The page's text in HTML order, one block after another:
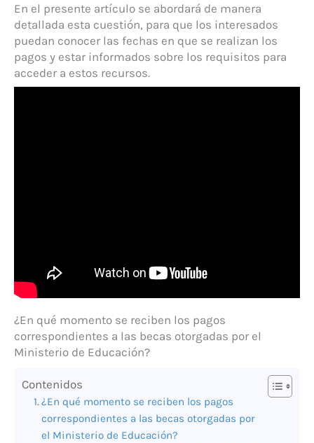
En el presente artículo se abordará de manera
detallada esta cuestión, para que los interesados
puedan conocer las fechas en que se realizan los
pagos y estar informados sobre los requisitos para
acceder a estos recursos.
¿En qué momento se reciben los pagos
correspondientes a las becas otorgadas por el
Ministerio de Educación?
Contenidos
¿En qué momento se reciben los pagos
correspondientes a las becas otorgadas por
el Ministerio de Educación?